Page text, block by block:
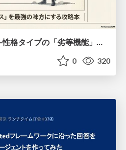
0 320